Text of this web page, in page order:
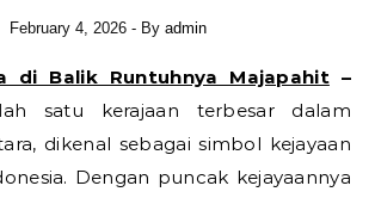
February 4, 2026 - By admin
di Balik Runtuhnya Majapahit–
satu kerajaan terbesar dalam
dikenal sebagai simbol kejayaan
Dengan puncak kejayaannya